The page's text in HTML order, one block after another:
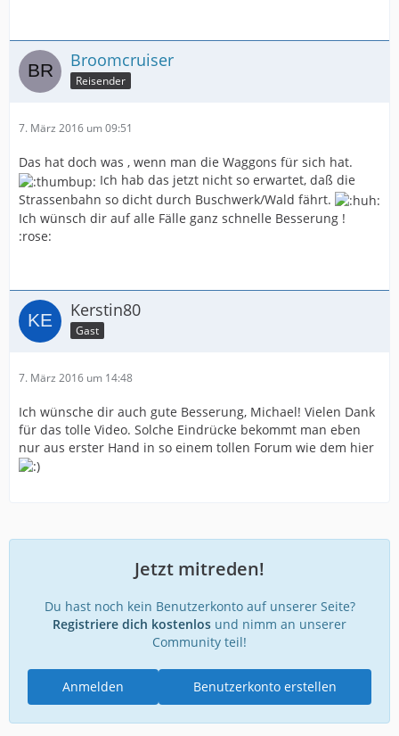
Broomcruiser
Reisender
7. März 2016 um 09:51
Das hat doch was , wenn man die Waggons für sich hat.
Ich hab das jetzt nicht so erwartet, daß die
Strassenbahn so dicht durch Buschwerk/Wald fährt.
Ich wünsch dir auf alle Fälle ganz schnelle Besserung !
:rose:
Kerstin80
Gast
7. März 2016 um 14:48
Ich wünsche dir auch gute Besserung, Michael! Vielen Dank
für das tolle Video. Solche Eindrücke bekommt man eben
nur aus erster Hand in so einem tollen Forum wie dem hier
Jetzt mitreden!
Du hast noch kein Benutzerkonto auf unserer Seite?
Registriere dich kostenlos und nimm an unserer
Community teil!
Benutzerkonto erstellen
Anmelden